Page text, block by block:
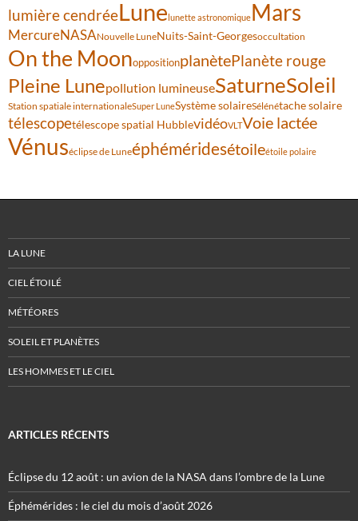
lumière cendréeLune lunette astronomiqueMars
MercureNASANouvelle LuneNuits-Saint-Georgesoccultation
On the MoonoppositionplanètePlanète rouge
Pleine Lunepollution lumineuseSaturneSoleil
Station spatiale internationaleSuper LuneSystème solaireSélénétache solaire
télescopetélescope spatial HubblevidéoVLTVoie lactée
Vénuséclipse de Luneéphéméridesétoileétoile polaire
LA LUNE
CIEL ÉTOILÉ
MÉTÉORES
SOLEIL ET PLANÈTES
LES HOMMES ET LE CIEL
ARTICLES RÉCENTS
Éclipse du 12 août : un avion de la NASA dans l’ombre de la Lune
Éphémérides : le ciel du mois d’août 2026